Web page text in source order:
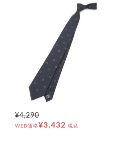
¥4,290
WEB価格¥3,432 税込